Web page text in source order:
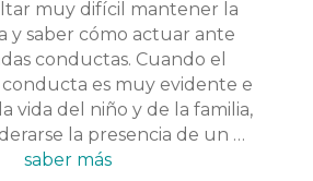
muy difícil mantener la
y saber cómo actuar ante
conductas. Cuando el
es muy evidente e
vida del niño y de la familia,
la presencia de un …
saber más